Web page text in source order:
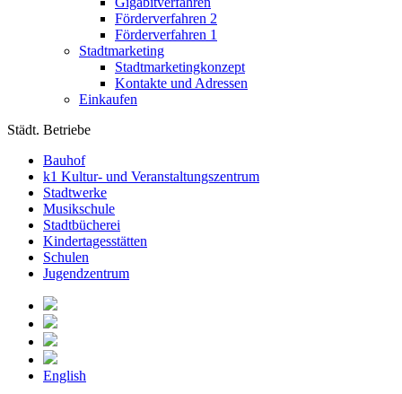
Förderverfahren 2
Förderverfahren 1
Stadtmarketing
Stadtmarketingkonzept
Kontakte und Adressen
Einkaufen
Städt. Betriebe
Bauhof
k1 Kultur- und Veranstaltungszentrum
Stadtwerke
Musikschule
Stadtbücherei
Kindertagesstätten
Schulen
Jugendzentrum
English